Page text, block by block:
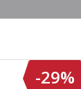
-29%